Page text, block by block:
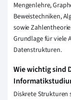
Mengenlehre,
Beweistechniken,
sowie
Grundlage für viele
Datenstrukturen.
Wie wichtig sind
Diskrete Strukturen